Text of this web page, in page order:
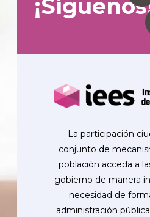
La participación
conjunto de
población acceda a
gobierno de manera
necesidad de
administración